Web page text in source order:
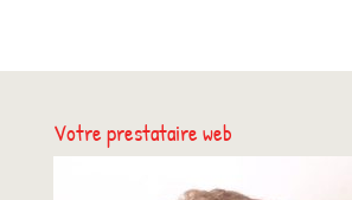
Votre prestataire web